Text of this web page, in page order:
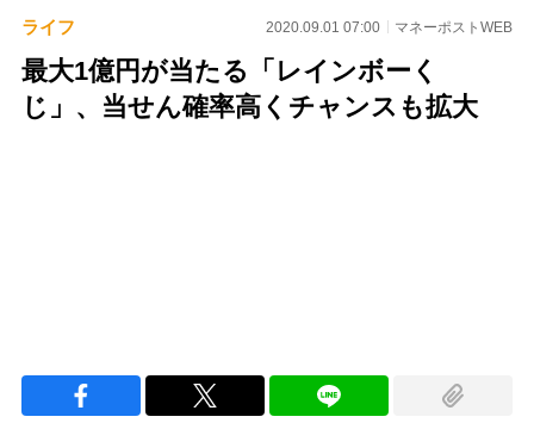
ライフ 2020.09.01 07:00 マネーポストWEB
最大1億円が当たる「レインボーく
じ」、当せん確率高くチャンスも拡大